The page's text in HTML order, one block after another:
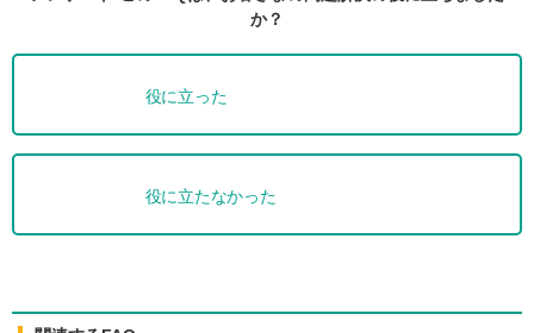
か？
役に立った
役に立たなかった